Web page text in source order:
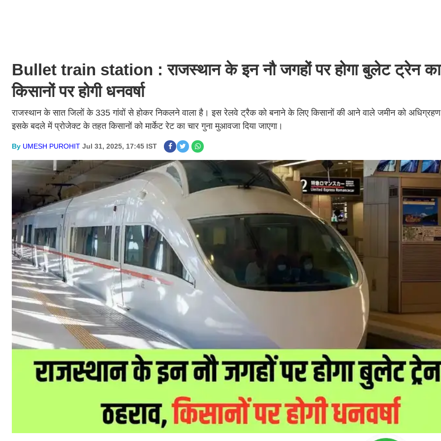
Bullet train station : राजस्थान के इन नौ जगहों पर होगा बुलेट ट्रेन का
किसानों पर होगी धनवर्षा
राजस्थान के सात जिलों के 335 गांवों से होकर निकलने वाला है। इस रेलवे ट्रैक को बनाने के लिए किसानों की आने वाले जमीन को अधिग्रहण
इसके बदले में प्रोजेक्ट के तहत किसानों को मार्केट रेट का चार गुना मुआवजा दिया जाएगा।
By UMESH PUROHIT Jul 31, 2025, 17:45 IST